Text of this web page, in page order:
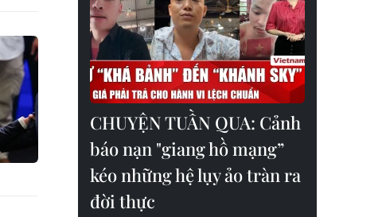
CHUYỆN TUẦN QUA: Cảnh
báo nạn "giang hồ mạng”
kéo những hệ lụy ảo tràn ra
đời thực